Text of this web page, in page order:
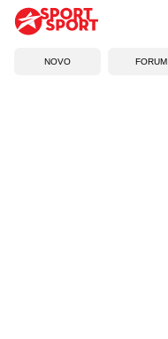
NOVO FORUM